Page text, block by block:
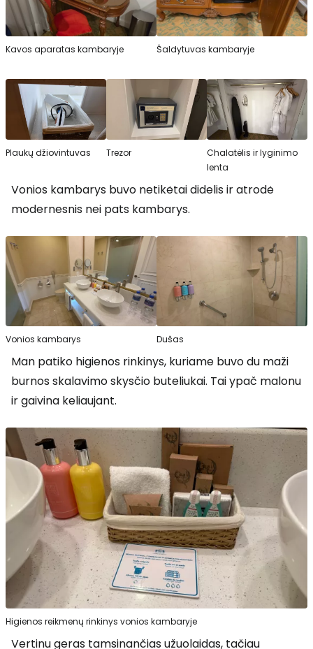
Kavos aparatas kambaryje Šaldytuvas kambaryje
Plaukų džiovintuvas Trezor
Chalatėlis ir lyginimo
lenta
Vonios kambarys buvo netikėtai didelis ir atrodė
modernesnis nei pats kambarys.
Vonios kambarys Dušas
Man patiko higienos rinkinys, kuriame buvo du maži
burnos skalavimo skysčio buteliukai. Tai ypač malonu
ir gaivina keliaujant.
Higienos reikmenų rinkinys vonios kambaryje
Vertinu geras tamsinančias užuolaidas, tačiau